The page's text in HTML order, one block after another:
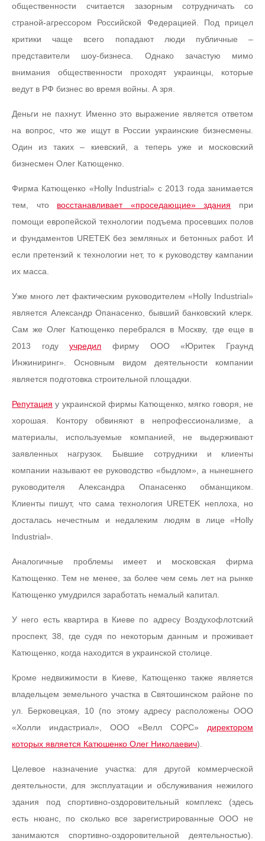
общественности считается зазорным сотрудничать со
страной-агрессором Российской Федерацией. Под прицел
критики чаще всего попадают люди публичные –
представители шоу-бизнеса. Однако зачастую мимо
внимания общественности проходят украинцы, которые
ведут в РФ бизнес во время войны. А зря.
Деньги не пахнут. Именно это выражение является ответом
на вопрос, что же ищут в России украинские бизнесмены.
Один из таких – киевский, а теперь уже и московский
бизнесмен Олег Катющенко.
Фирма Катющенко «Holly Industrial» с 2013 года занимается
тем, что восстанавливает «проседающие» здания при
помощи европейской технологии подъема просевших полов
и фундаментов URETEK без земляных и бетонных работ. И
если претензий к технологии нет, то к руководству кампании
их масса.
Уже много лет фактическим руководителем «Holly Industrial»
является Александр Опанасенко, бывший банковский клерк.
Сам же Олег Катющенко перебрался в Москву, где еще в
2013 годуучредил фирму ООО «Юритек Граунд
Инжиниринг». Основным видом деятельности компании
является подготовка строительной площадки.
Репутация у украинской фирмы Катющенко, мягко говоря, не
хорошая. Контору обвиняют в непрофессионализме, а
материалы, используемые компанией, не выдерживают
заявленных нагрузок. Бывшие сотрудники и клиенты
компании называют ее руководство «быдлом», а нынешнего
руководителя Александра Опанасенко обманщиком.
Клиенты пишут, что сама технология URETEK неплоха, но
досталась нечестным и недалеким людям в лице «Holly
Industrial».
Аналогичные проблемы имеет и московская фирма
Катющенко. Тем не менее, за более чем семь лет на рынке
Катющенко умудрился заработать немалый капитал.
У него есть квартира в Киеве по адресу Воздухофлотский
проспект, 38, где судя по некоторым данным и проживает
Катющенко, когда находится в украинской столице.
Кроме недвижимости в Киеве, Катющенко также является
владельцем земельного участка в Святошинском районе по
ул. Берковецкая, 10 (по этому адресу расположены ООО
«Холли индастриал», ООО «Велл СОРС» директором
которых является Катюшенко Олег Николаевич).
Целевое назначение участка: для другой коммерческой
деятельности, для эксплуатации и обслуживания нежилого
здания под спортивно-оздоровительный комплекс (здесь
есть нюанс, по сколько все зарегистрированные ООО не
занимаются спортивно-оздоровительной деятельностью).